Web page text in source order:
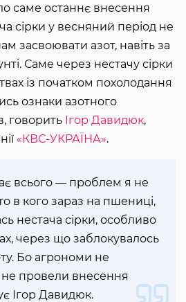
саме останнє внесення
сірки у весняний період не
засвоювати азот, навіть за
Саме через нестачу сірки
із початком похолодання
ознаки азотного
говорить Ігор Давидюк,
«КВС-УКРАЇНА».
всього ― проблем я не
в кого зараз на пшениці,
нестача сірки, особливо
через що заблокувалось
Бо агрономи не
провели внесення
Ігор Давидюк.